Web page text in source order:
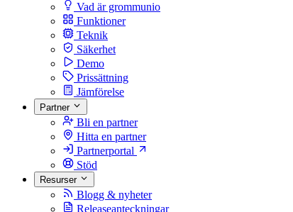
Vad är grommunio
Funktioner
Teknik
Säkerhet
Demo
Prissättning
Jämförelse
Partner
Bli en partner
Hitta en partner
Partnerportal
Stöd
Resurser
Blogg & nyheter
Releaseanteckningar